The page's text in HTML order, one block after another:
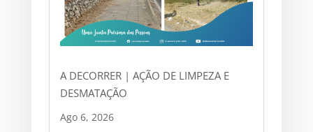
A DECORRER | AÇÃO DE LIMPEZA E
DESMATAÇÃO
Ago 6, 2026